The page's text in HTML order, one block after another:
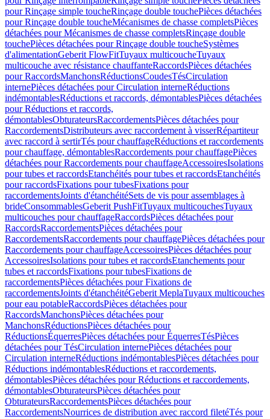
pour Rinçage simple toucheRinçage double touchePièces détachées
pour Rinçage double toucheMécanismes de chasse completsPièces
détachées pour Mécanismes de chasse completsRinçage double
touchePièces détachées pour Rinçage double toucheSystèmes
d'alimentationGeberit FlowFitTuyaux multicoucheTuyaux
multicouche avec résistance chauffanteRaccordsPièces détachées
pour RaccordsManchonsRéductionsCoudesTésCirculation
internePièces détachées pour Circulation interneRéductions
indémontablesRéductions et raccords, démontablesPièces détachées
pour Réductions et raccords,
démontablesObturateursRaccordementsPièces détachées pour
RaccordementsDistributeurs avec raccordement à visserRépartiteur
avec raccord à sertirTés pour chauffageRéductions et raccordements
pour chauffage, démontablesRaccordements pour chauffagePièces
détachées pour Raccordements pour chauffageAccessoiresIsolations
pour tubes et raccordsEtanchéités pour tubes et raccordsEtanchéités
pour raccordsFixations pour tubesFixations pour
raccordementsJoints d'étanchéitéSets de vis pour assemblages à
brideConsommablesGeberit PushFitTuyaux multicouchesTuyaux
multicouches pour chauffageRaccordsPièces détachées pour
RaccordsRaccordementsPièces détachées pour
RaccordementsRaccordements pour chauffagePièces détachées pour
Raccordements pour chauffageAccessoiresPièces détachées pour
AccessoiresIsolations pour tubes et raccordsEtanchements pour
tubes et raccordsFixations pour tubesFixations de
raccordementsPièces détachées pour Fixations de
raccordementsJoints d'étanchéitéGeberit MeplaTuyaux multicouches
pour eau potableRaccordsPièces détachées pour
RaccordsManchonsPièces détachées pour
ManchonsRéductionsPièces détachées pour
RéductionsÉquerresPièces détachées pour ÉquerresTésPièces
détachées pour TésCirculation internePièces détachées pour
Circulation interneRéductions indémontablesPièces détachées pour
Réductions indémontablesRéductions et raccordements,
démontablesPièces détachées pour Réductions et raccordements,
démontablesObturateursPièces détachées pour
ObturateursRaccordementsPièces détachées pour
RaccordementsNourrices de distribution avec raccord filetéTés pour